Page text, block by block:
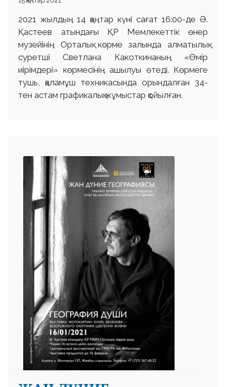
2021 жылдың 14 қаңтар күні сағат 16:00-де Ә.
Қастеев атындағы ҚР Мемлекеттік өнер
музейінің Орталық көрме залында алматылық
суретші Светлана Какоткинаның «Өмір
иірімдері» көрмесінің ашылуы өтеді. Көрмеге
тушь, қаламұш техникасында орындалған 34-
тен астам графикалық жұмыстар қойылған.